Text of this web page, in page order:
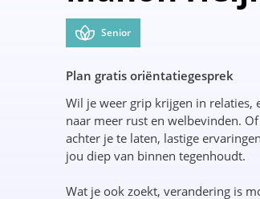
Senior
Plan gratis oriëntatiegesprek
Wil je weer grip krijgen in relaties,
naar meer rust en welbevinden.
achter je te laten, lastige
jou diep van binnen tegenhoudt.
Wat je ook zoekt, verandering is